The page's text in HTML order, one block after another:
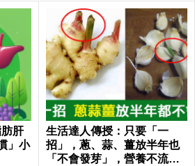
肝
」小
生活達人傳授：只要「一
招」，蔥、蒜、薑放半年也
「不會發芽」，營養不流